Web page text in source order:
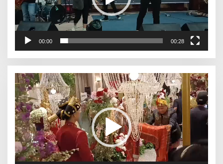
00:00 00:28
Pemutar
Video